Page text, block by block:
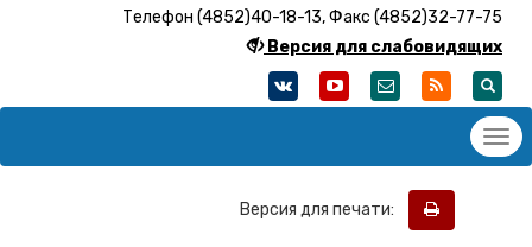
Телефон (4852)40-18-13, Факс (4852)32-77-75
Версия для слабовидящих
Версия для печати: